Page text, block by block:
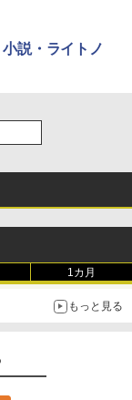
説・ライトノ
1カ月
もっと見る